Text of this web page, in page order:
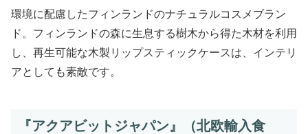
環境に配慮したフィンランドのナチュラルコスメブラン
ド。フィンランドの森に生息する樹木から得た木材を利用
し、再生可能な木製リップスティックケースは、インテリ
アとしても素敵です。
『アクアビットジャパン』（北欧輸入食